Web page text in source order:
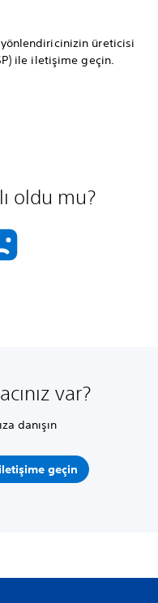
üreticisi
ile iletişime geçin.
oldu mu?
var?
danışın
geçin